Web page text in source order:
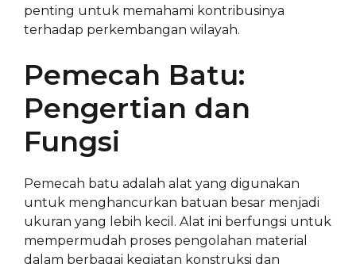
penting untuk memahami kontribusinya
terhadap perkembangan wilayah.
Pemecah Batu:
Pengertian dan
Fungsi
Pemecah batu adalah alat yang digunakan
untuk menghancurkan batuan besar menjadi
ukuran yang lebih kecil. Alat ini berfungsi untuk
mempermudah proses pengolahan material
dalam berbagai kegiatan konstruksi dan